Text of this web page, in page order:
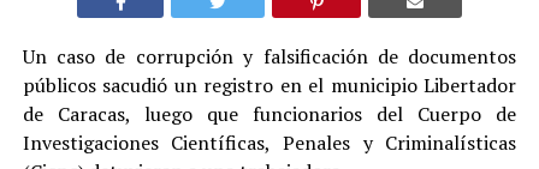
Un caso de corrupción y falsificación de documentos
públicos sacudió un registro en el municipio Libertador
de Caracas, luego que funcionarios del Cuerpo de
Investigaciones Científicas, Penales y Criminalísticas